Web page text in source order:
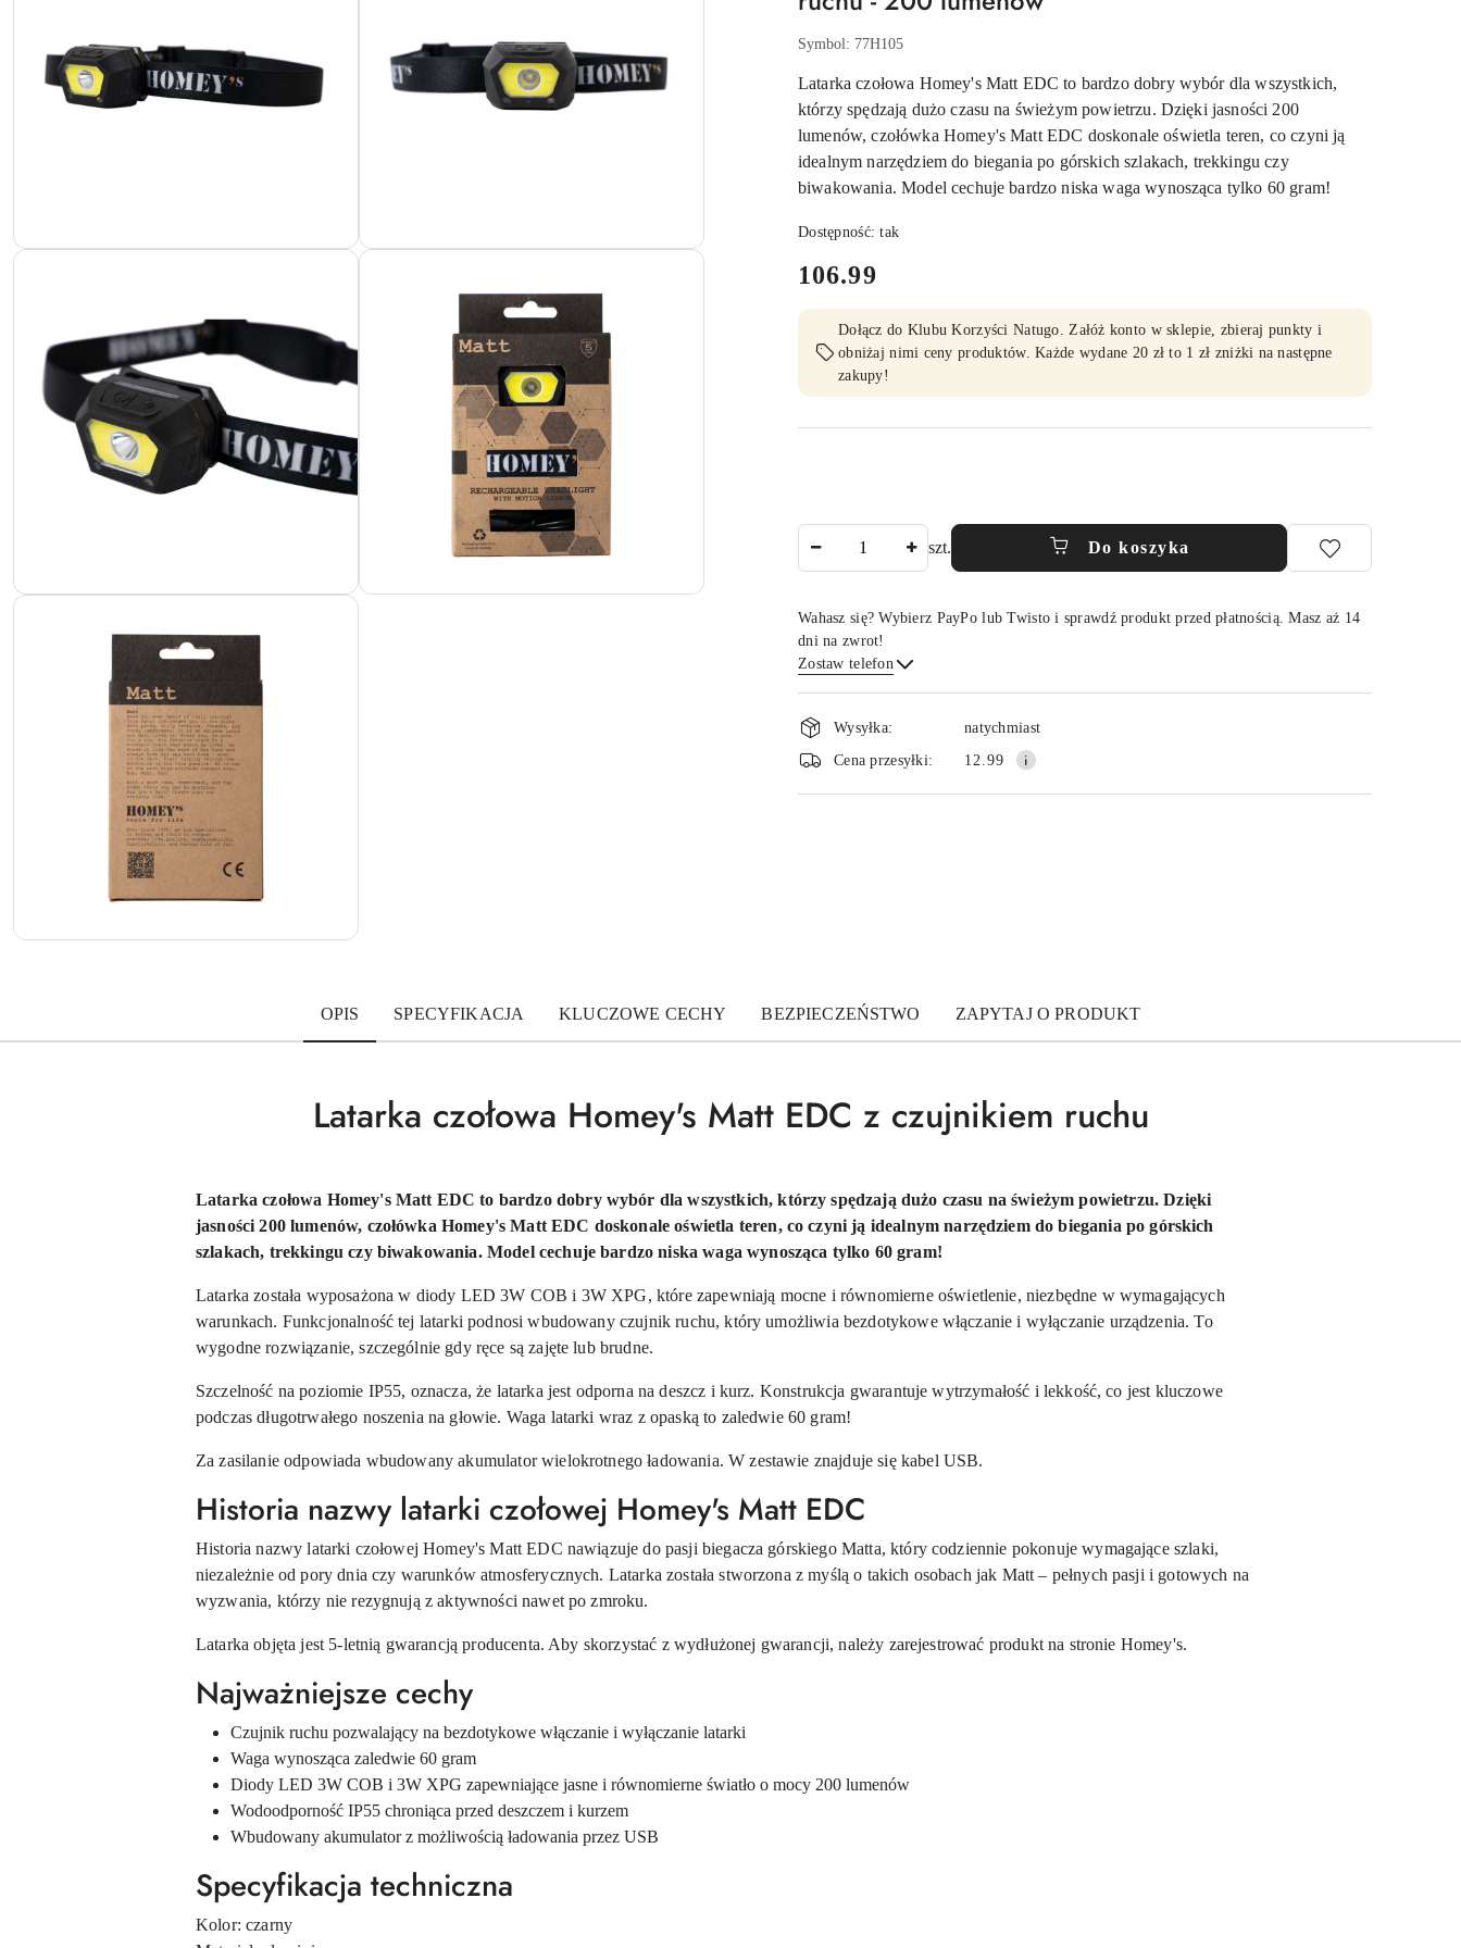
Symbol: 77H105
Latarka czołowa Homey's Matt EDC to bardzo dobry wybór dla wszystkich,
którzy spędzają dużo czasu na świeżym powietrzu. Dzięki jasności 200
lumenów, czołówka Homey's Matt EDC doskonale oświetla teren, co czyni ją
idealnym narzędziem do biegania po górskich szlakach, trekkingu czy
biwakowania. Model cechuje bardzo niska waga wynosząca tylko 60 gram!
Dostępność:tak
cena:
106.99
Dołącz do Klubu Korzyści Natugo. Załóż konto w sklepie, zbieraj punkty i
obniżaj nimi ceny produktów. Każde wydane 20 zł to 1 zł zniżki na następne
zakupy!
szt. Do koszyka
Wahasz się? Wybierz PayPo lub Twisto i sprawdź produkt przed płatnością. Masz aż 14
dni na zwrot!
Zostaw telefon
Wyślij
Dostępność
i
dostawa
Wysyłka:
natychmiast
Cena przesyłki:
12.99
OPIS SPECYFIKACJA KLUCZOWE CECHY BEZPIECZEŃSTWO ZAPYTAJ O PRODUKT
Latarka czołowa Homey's Matt EDC z czujnikiem ruchu
Latarka czołowa Homey's Matt EDC to bardzo dobry wybór dla wszystkich, którzy spędzają dużo czasu na świeżym powietrzu. Dzięki
jasności 200 lumenów, czołówka Homey's Matt EDC doskonale oświetla teren, co czyni ją idealnym narzędziem do biegania po górskich
szlakach, trekkingu czy biwakowania. Model cechuje bardzo niska waga wynosząca tylko 60 gram!
Latarka została wyposażona w diody LED 3W COB i 3W XPG, które zapewniają mocne i równomierne oświetlenie, niezbędne w wymagających
warunkach. Funkcjonalność tej latarki podnosi wbudowany czujnik ruchu, który umożliwia bezdotykowe włączanie i wyłączanie urządzenia. To
wygodne rozwiązanie, szczególnie gdy ręce są zajęte lub brudne.
Szczelność na poziomie IP55, oznacza, że latarka jest odporna na deszcz i kurz. Konstrukcja gwarantuje wytrzymałość i lekkość, co jest kluczowe
podczas długotrwałego noszenia na głowie. Waga latarki wraz z opaską to zaledwie 60 gram!
Za zasilanie odpowiada wbudowany akumulator wielokrotnego ładowania. W zestawie znajduje się kabel USB.
Historia nazwy latarki czołowej Homey's Matt EDC
Historia nazwy latarki czołowej Homey's Matt EDC nawiązuje do pasji biegacza górskiego Matta, który codziennie pokonuje wymagające szlaki,
niezależnie od pory dnia czy warunków atmosferycznych. Latarka została stworzona z myślą o takich osobach jak Matt – pełnych pasji i gotowych na
wyzwania, którzy nie rezygnują z aktywności nawet po zmroku.
Latarka objęta jest 5-letnią gwarancją producenta. Aby skorzystać z wydłużonej gwarancji, należy zarejestrować produkt na stronie Homey's.
Najważniejsze cechy
Czujnik ruchu pozwalający na bezdotykowe włączanie i wyłączanie latarki
Waga wynosząca zaledwie 60 gram
Diody LED 3W COB i 3W XPG zapewniające jasne i równomierne światło o mocy 200 lumenów
Wodoodporność IP55 chroniąca przed deszczem i kurzem
Wbudowany akumulator z możliwością ładowania przez USB
Specyfikacja techniczna
Kolor: czarny